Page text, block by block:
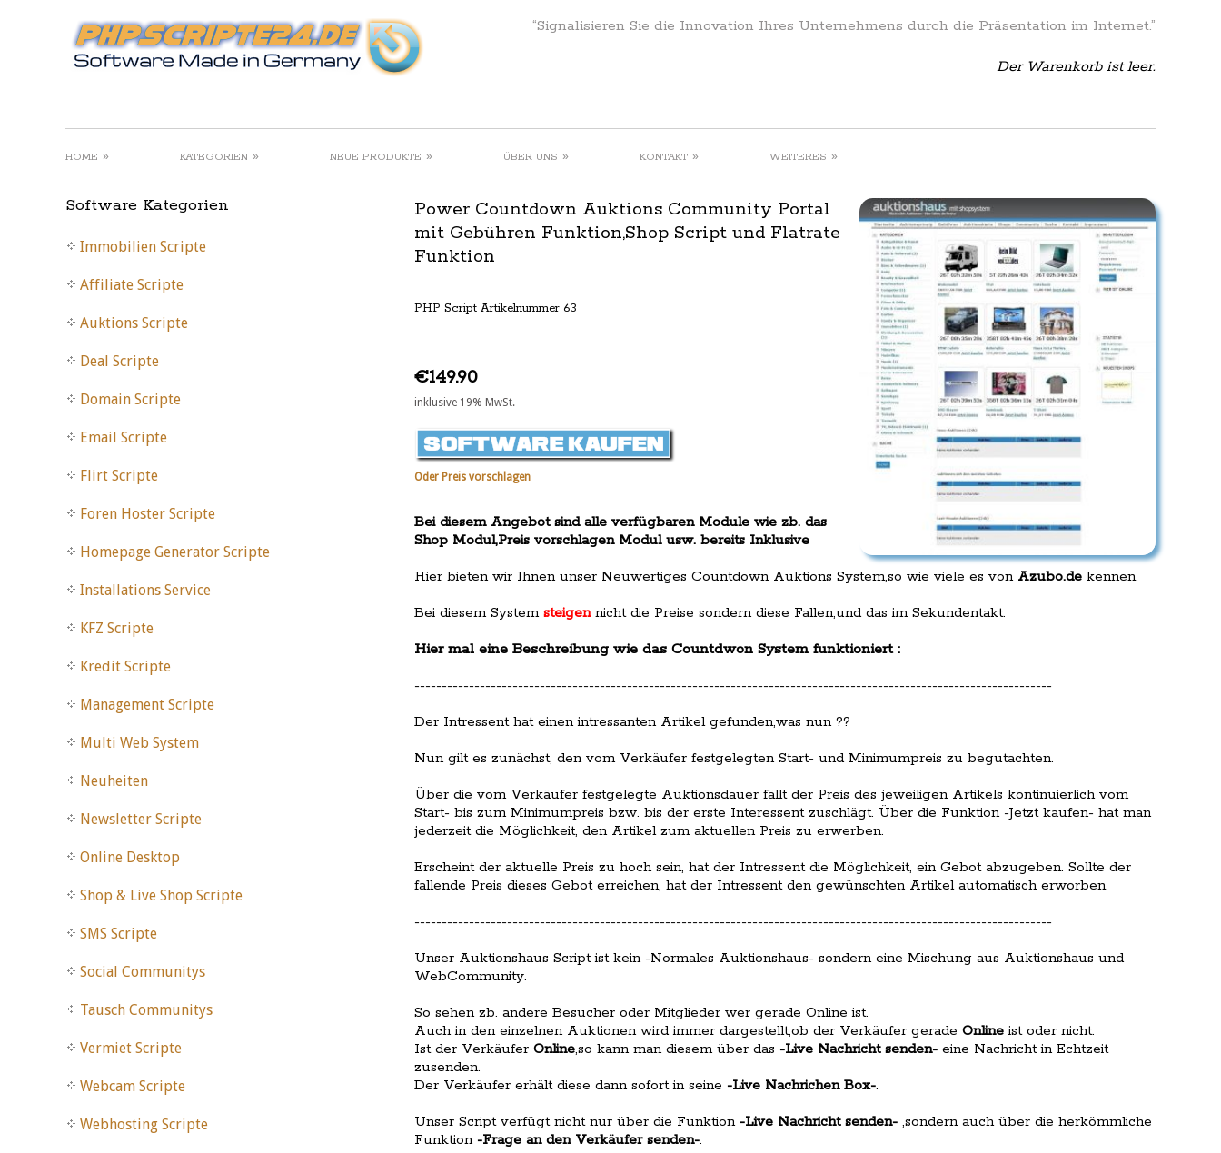
“Signalisieren Sie die Innovation Ihres Unternehmens durch die Präsentation im Internet.”
Der Warenkorb ist leer.
HOME » KATEGORIEN » NEUE PRODUKTE » ÜBER UNS » KONTAKT » WEITERES »
Power Countdown Auktions Community Portal
mit Gebühren Funktion,Shop Script und Flatrate
Funktion
PHP Script Artikelnummer 63
€149.90
inklusive 19% MwSt.
Oder Preis vorschlagen
Bei diesem Angebot sind alle verfügbaren Module wie zb. das
Shop Modul,Preis vorschlagen Modul usw. bereits Inklusive
Hier bieten wir Ihnen unser Neuwertiges Countdown Auktions System,so wie viele es von Azubo.de kennen.
Bei diesem Systemsteigennicht die Preise sondern diese Fallen,und das im Sekundentakt.
Hier mal eine Beschreibung wie das Countdwon System funktioniert :
---------------------------------------------------------------------------------------------------------------------
Der Intressent hat einen intressanten Artikel gefunden,was nun ??
Nun gilt es zunächst, den vom Verkäufer festgelegten Start- und Minimumpreis zu begutachten.
Über die vom Verkäufer festgelegte Auktionsdauer fällt der Preis des jeweiligen Artikels kontinuierlich vom
Start- bis zum Minimumpreis bzw. bis der erste Interessent zuschlägt. Über die Funktion -Jetzt kaufen- hat man
jederzeit die Möglichkeit, den Artikel zum aktuellen Preis zu erwerben.
Erscheint der aktuelle Preis zu hoch sein, hat der Intressent die Möglichkeit, ein Gebot abzugeben. Sollte der
fallende Preis dieses Gebot erreichen, hat der Intressent den gewünschten Artikel automatisch erworben.
---------------------------------------------------------------------------------------------------------------------
Unser Auktionshaus Script ist kein -Normales Auktionshaus- sondern eine Mischung aus Auktionshaus und
WebCommunity.
So sehen zb. andere Besucher oder Mitglieder wer gerade Online ist.
Auch in den einzelnen Auktionen wird immer dargestellt,ob der Verkäufer gerade Online ist oder nicht.
Ist der Verkäufer Online,so kann man diesem über das -Live Nachricht senden- eine Nachricht in Echtzeit
zusenden.
Der Verkäufer erhält diese dann sofort in seine -Live Nachrichen Box-.
Unser Script verfügt nicht nur über die Funktion -Live Nachricht senden- ,sondern auch über die herkömmliche
Funktion -Frage an den Verkäufer senden-.
Software Kategorien
Immobilien Scripte
Affiliate Scripte
Auktions Scripte
Deal Scripte
Domain Scripte
Email Scripte
Flirt Scripte
Foren Hoster Scripte
Homepage Generator Scripte
Installations Service
KFZ Scripte
Kredit Scripte
Management Scripte
Multi Web System
Neuheiten
Newsletter Scripte
Online Desktop
Shop & Live Shop Scripte
SMS Scripte
Social Communitys
Tausch Communitys
Vermiet Scripte
Webcam Scripte
Webhosting Scripte